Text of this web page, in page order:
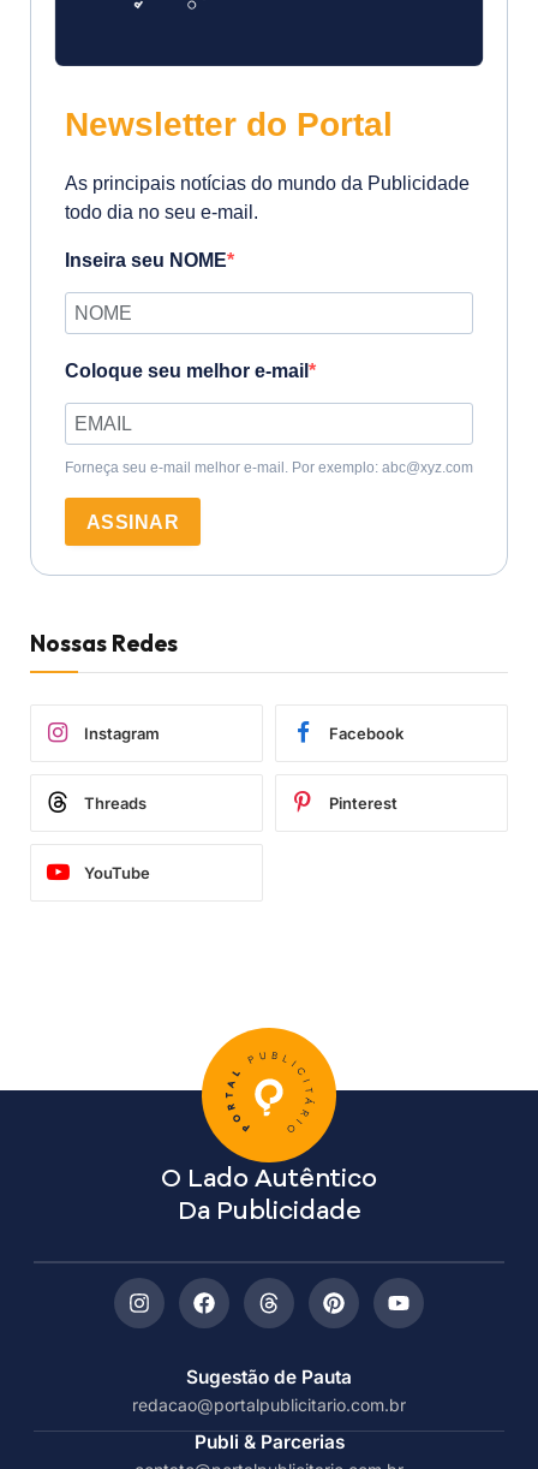
Newsletter do Portal
As principais notícias do mundo da Publicidade
todo dia no seu e-mail.
Inseira seu NOME
Coloque seu melhor e-mail
Forneça seu e-mail melhor e-mail. Por exemplo: abc@xyz.com
ASSINAR
Nossas Redes
Instagram Facebook
Threads Pinterest
YouTube
Sugestão de Pauta
redacao@portalpublicitario.com.br
Publi & Parcerias
O Lado Autêntico
Da Publicidade